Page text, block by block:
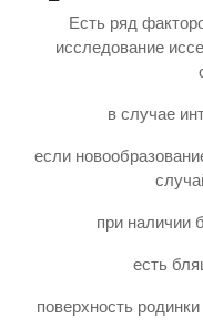
Есть ряд
исследование
в случае
если
при наличии
есть
поверхность